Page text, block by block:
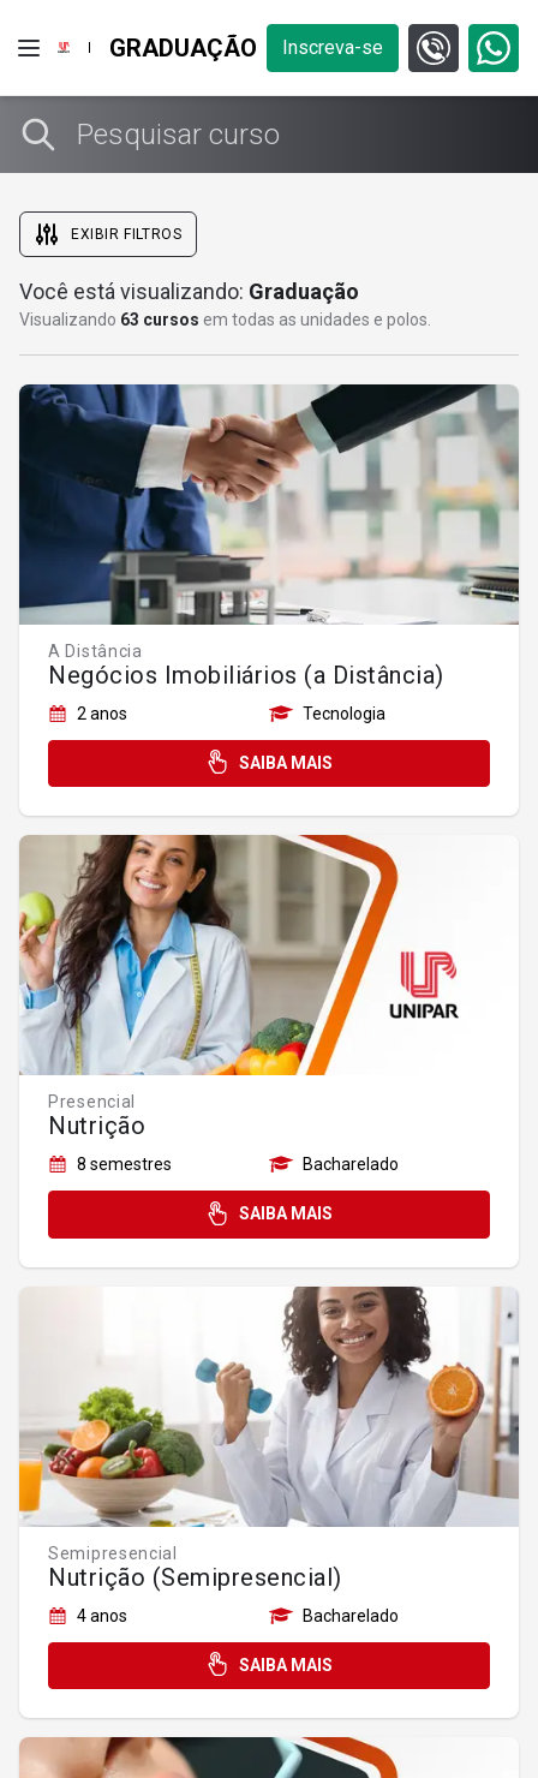
GRADUAÇÃO Inscreva-se
EXIBIR FILTROS
Onde você quer estudar?
Área do conhecimento
Bacharelado
Licenciatura
Segunda Graduação
Segunda Licenciatura
Tecnologia
Noturno
Online
Você está visualizando: Graduação
Visualizando 63 cursos em todas as unidades e polos.
A Distância
Negócios Imobiliários (a Distância)
2 anos Tecnologia
SAIBA MAIS
Presencial
Nutrição
8 semestres Bacharelado
SAIBA MAIS
Semipresencial
Nutrição (Semipresencial)
4 anos Bacharelado
SAIBA MAIS